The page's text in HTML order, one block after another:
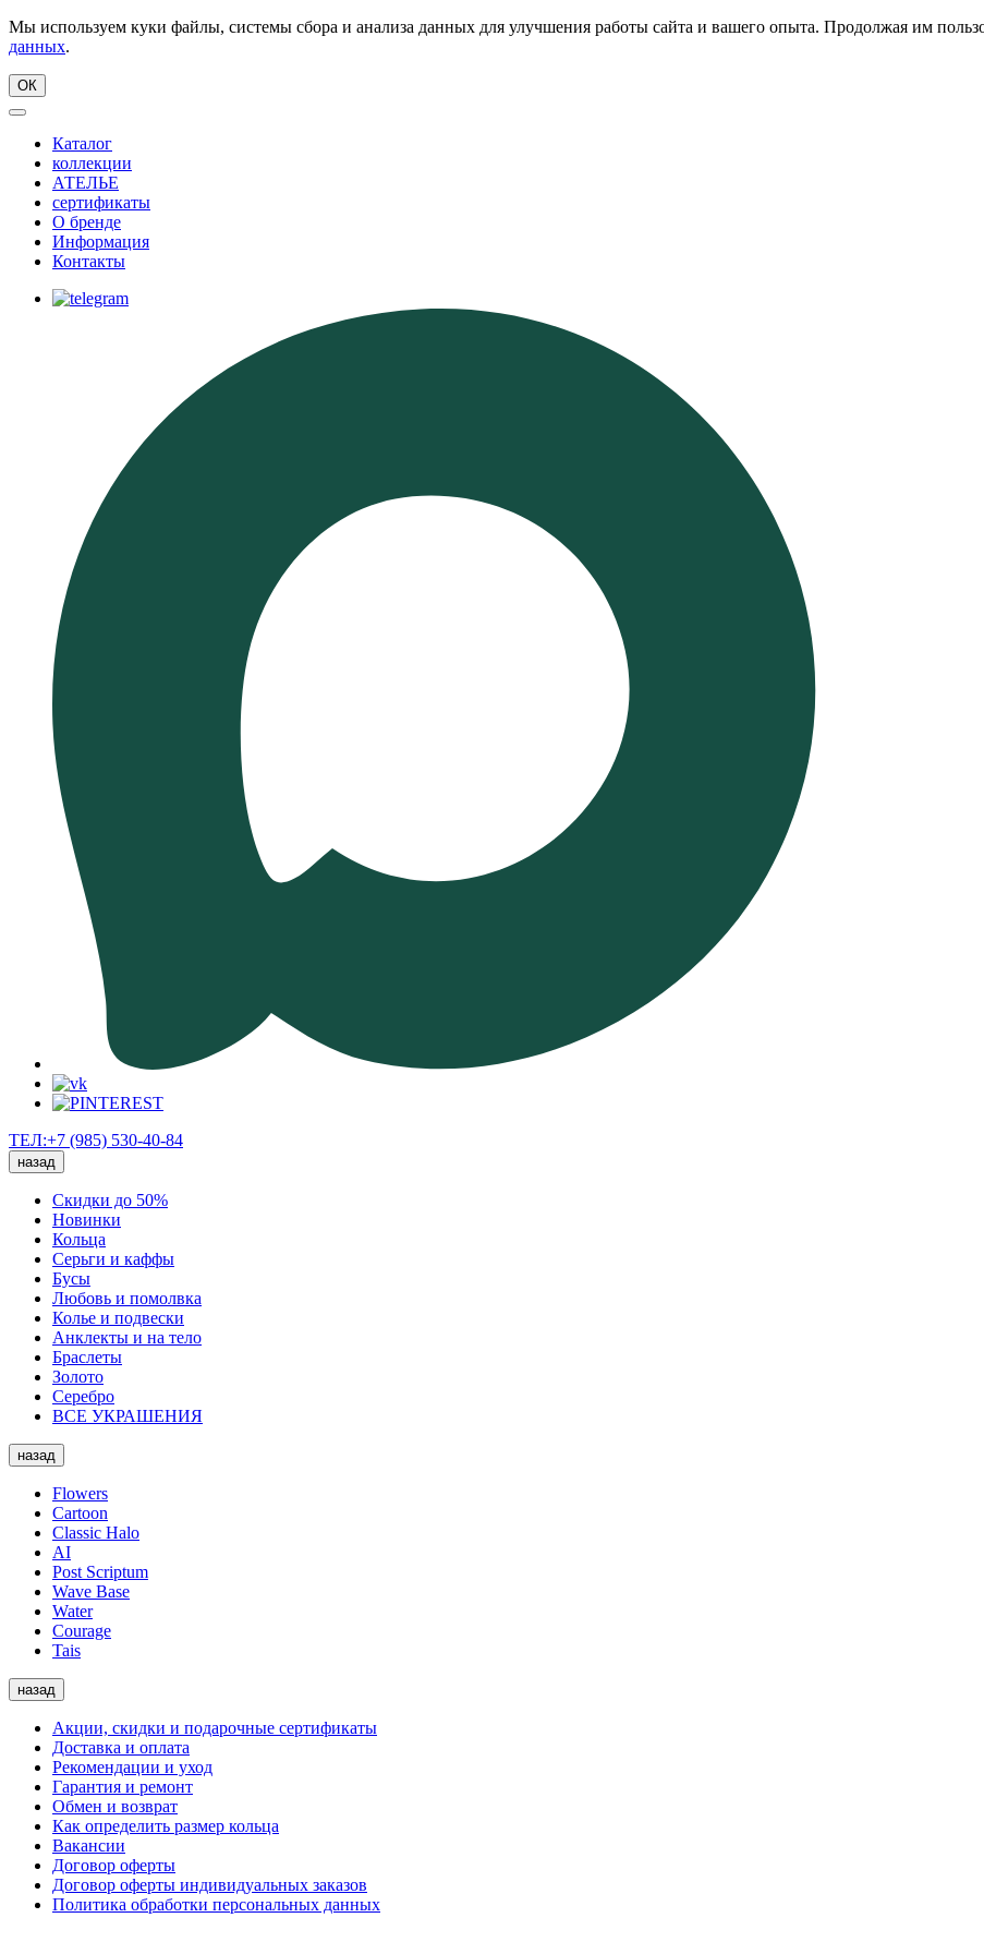
Мы используем куки файлы, системы сбора и анализа данных для улучшения работы сайта и вашего опыта. Продолжая им
данных.
ОК
Каталог
коллекции
АТЕЛЬЕ
сертификаты
О бренде
Информация
Контакты
ТЕЛ:+7 (985) 530-40-84
назад
Скидки до 50%
Новинки
Кольца
Серьги и каффы
Бусы
Любовь и помолвка
Колье и подвески
Анклекты и на тело
Браслеты
Золото
Серебро
ВСЕ УКРАШЕНИЯ
назад
Flowers
Cartoon
Classic Halo
AI
Post Scriptum
Wave Base
Water
Courage
Tais
назад
Акции, скидки и подарочные сертификаты
Доставка и оплата
Рекомендации и уход
Гарантия и ремонт
Обмен и возврат
Как определить размер кольца
Вакансии
Договор оферты
Договор оферты индивидуальных заказов
Политика обработки персональных данных